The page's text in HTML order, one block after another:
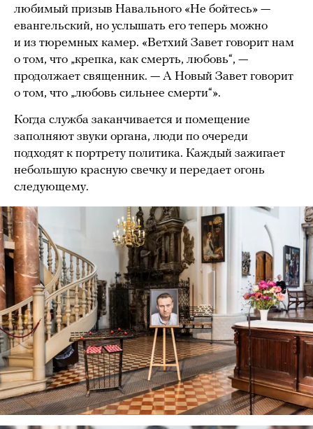
любимый призыв Навального «Не бойтесь» —
евангельский, но услышать его теперь можно
и из тюремных камер. «Ветхий Завет говорит нам
о том, что „крепка, как смерть, любовь“, —
продолжает священник. — А Новый Завет говорит
о том, что „любовь сильнее смерти“».
Когда служба заканчивается и помещение
заполняют звуки органа, люди по очереди
подходят к портрету политика. Каждый зажигает
небольшую красную свечку и передает огонь
следующему.